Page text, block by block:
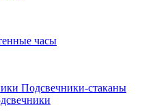
часы
Подсвечники-стаканы